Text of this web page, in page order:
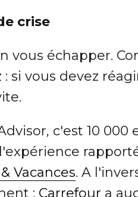
crise
vous échapper.
si vous devez
c'est 10 000
Vacances. A
: Carrefour a